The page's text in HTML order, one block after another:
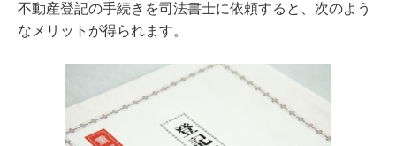
不動産登記の手続きを司法書士に依頼すると、次のよう
なメリットが得られます。